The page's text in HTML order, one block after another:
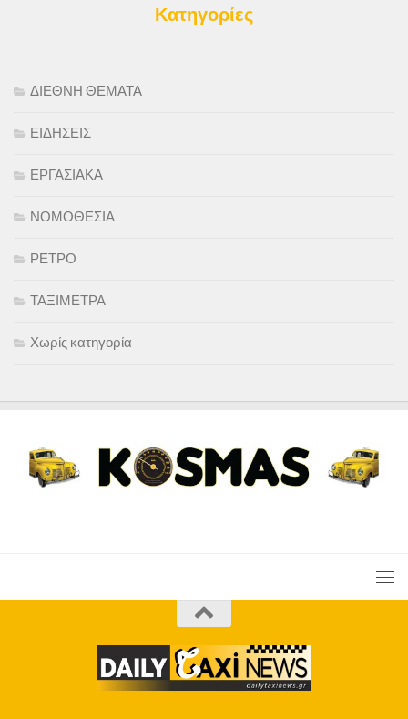
Κατηγορίες
ΔΙΕΘΝΗ ΘΕΜΑΤΑ
ΕΙΔΗΣΕΙΣ
ΕΡΓΑΣΙΑΚΑ
ΝΟΜΟΘΕΣΙΑ
ΡΕΤΡΟ
ΤΑΞΙΜΕΤΡΑ
Χωρίς κατηγορία